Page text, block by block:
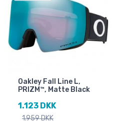
Oakley Fall Line L,
PRIZM™, Matte Black
1.123 DKK
1.959 DKK